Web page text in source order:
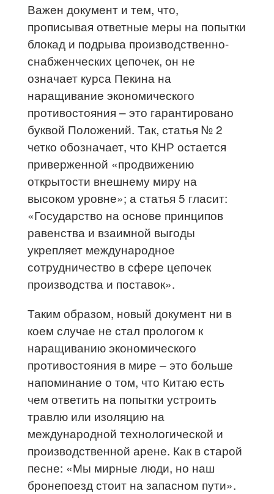
Важен документ и тем, что,
прописывая ответные меры на попытки
блокад и подрыва производственно-
снабженческих цепочек, он не
означает курса Пекина на
наращивание экономического
противостояния – это гарантировано
буквой Положений. Так, статья № 2
четко обозначает, что КНР остается
приверженной «продвижению
открытости внешнему миру на
высоком уровне»; а статья 5 гласит:
«Государство на основе принципов
равенства и взаимной выгоды
укрепляет международное
сотрудничество в сфере цепочек
производства и поставок».
Таким образом, новый документ ни в
коем случае не стал прологом к
наращиванию экономического
противостояния в мире – это больше
напоминание о том, что Китаю есть
чем ответить на попытки устроить
травлю или изоляцию на
международной технологической и
производственной арене. Как в старой
песне: «Мы мирные люди, но наш
бронепоезд стоит на запасном пути».